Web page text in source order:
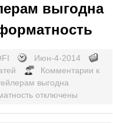
выгодна
Июн-4-2014
Комментарии к
выгодна
отключены